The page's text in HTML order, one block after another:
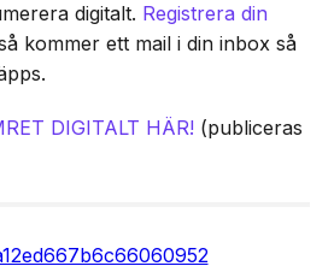
digitalt. Registrera din
kommer ett mail i din inbox så
DIGITALT HÄR! (publiceras